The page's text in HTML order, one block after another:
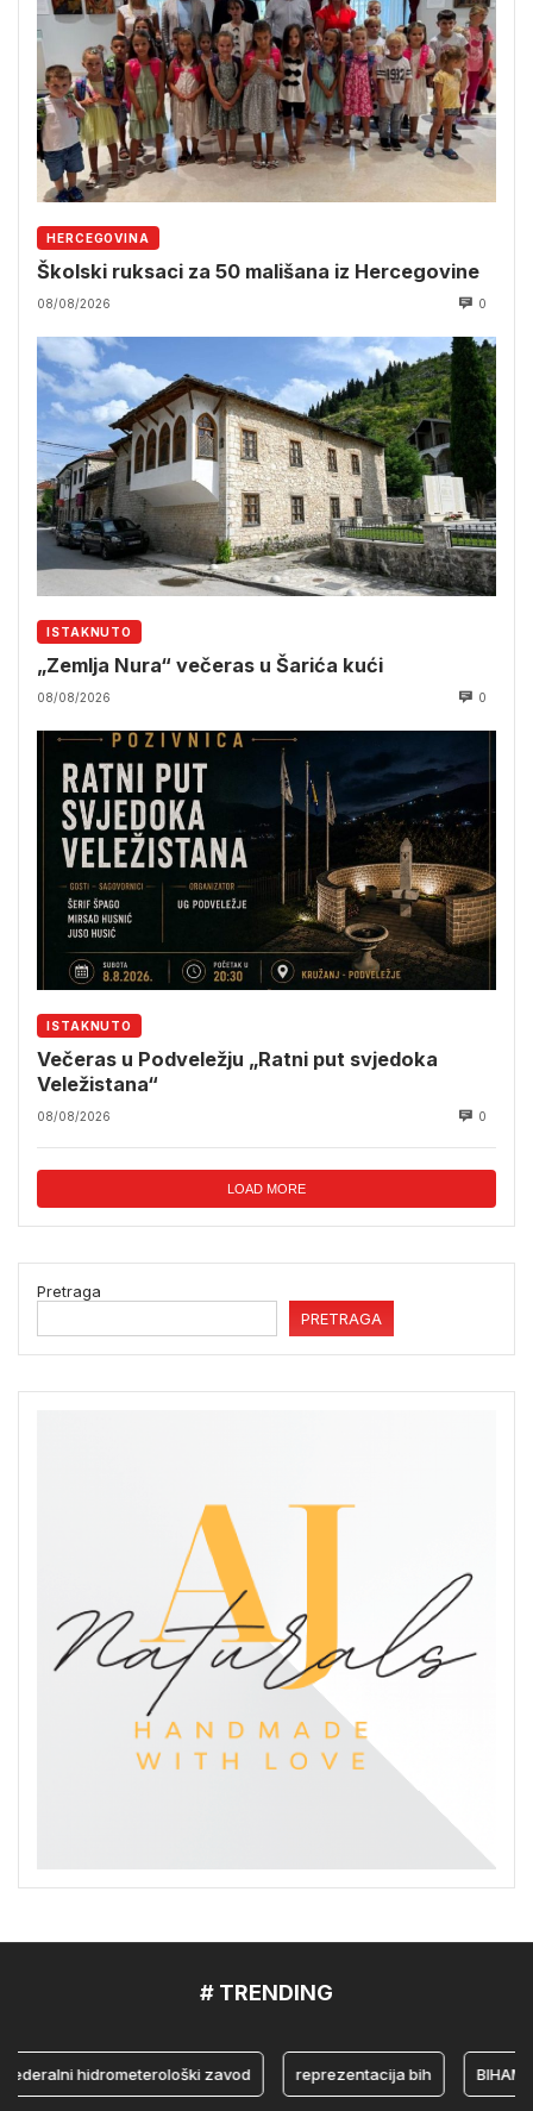
HERCEGOVINA
Školski ruksaci za 50 mališana iz Hercegovine
08/08/2026 0
ISTAKNUTO
„Zemlja Nura“ večeras u Šarića kući
08/08/2026 0
ISTAKNUTO
Večeras u Podveležju „Ratni put svjedoka
Veležistana“
08/08/2026 0
LOAD MORE
Pretraga
PRETRAGA
# TRENDING
hidrometerološki zavod reprezentacija bih BIHAMK